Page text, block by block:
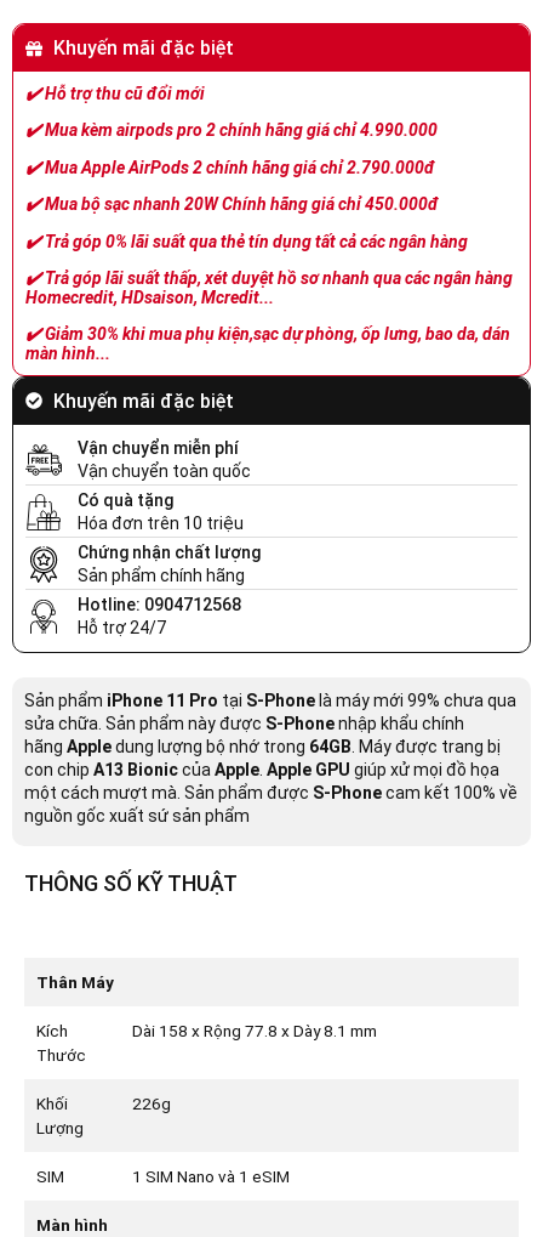
Khuyến mãi đặc biệt
✔️Hỗ trợ thu cũ đổi mới
✔️Mua kèm airpods pro 2 chính hãng giá chỉ 4.990.000
✔️Mua Apple AirPods 2 chính hãng giá chỉ 2.790.000đ
✔️Mua bộ sạc nhanh 20W Chính hãng giá chỉ 450.000đ
✔️Trả góp 0% lãi suất qua thẻ tín dụng tất cả các ngân hàng
✔️Trả góp lãi suất thấp, xét duyệt hồ sơ nhanh qua các ngân hàng
Homecredit, HDsaison, Mcredit...
✔️Giảm 30% khi mua phụ kiện,sạc dự phòng, ốp lưng, bao da, dán
màn hình...
Khuyến mãi đặc biệt
Vận chuyển miễn phí
Vận chuyển toàn quốc
Có quà tặng
Hóa đơn trên 10 triệu
Chứng nhận chất lượng
Sản phẩm chính hãng
Hotline: 0904712568
Hỗ trợ 24/7
Sản phẩm iPhone 11 Pro tại S-Phone là máy mới 99% chưa qua
sửa chữa. Sản phẩm này được S-Phonenhập khẩu chính
hãng Appledung lượng bộ nhớ trong 64GB . Máy được trang bị
con chip A13 Bioniccủa Apple Apple GPU giúp xử mọi đồ họa
một cách mượt mà. Sản phẩm được S-Phonecam kết 100% về
nguồn gốc xuất sứ sản phẩm
THÔNG SỐ KỸ THUẬT
Thân Máy
Kích
Thước
Dài 158 x Rộng 77.8 x Dày 8.1 mm
Khối
Lượng
226g
SIM 1 SIM Nano và 1 eSIM
Màn hình